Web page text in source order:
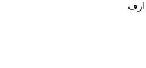
ارف